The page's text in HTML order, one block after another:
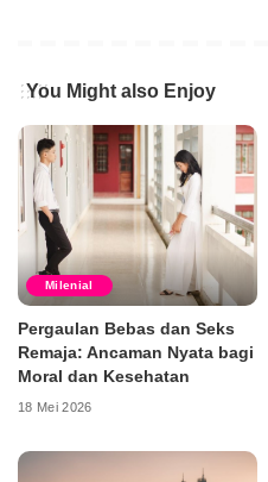
You Might also Enjoy
Milenial
Pergaulan Bebas dan Seks
Remaja: Ancaman Nyata bagi
Moral dan Kesehatan
18 Mei 2026